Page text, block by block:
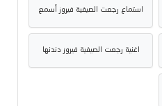
استماع رجعت الصيفية فيروز أسمع
اغنية رجعت الصيفية فيروز دندنها